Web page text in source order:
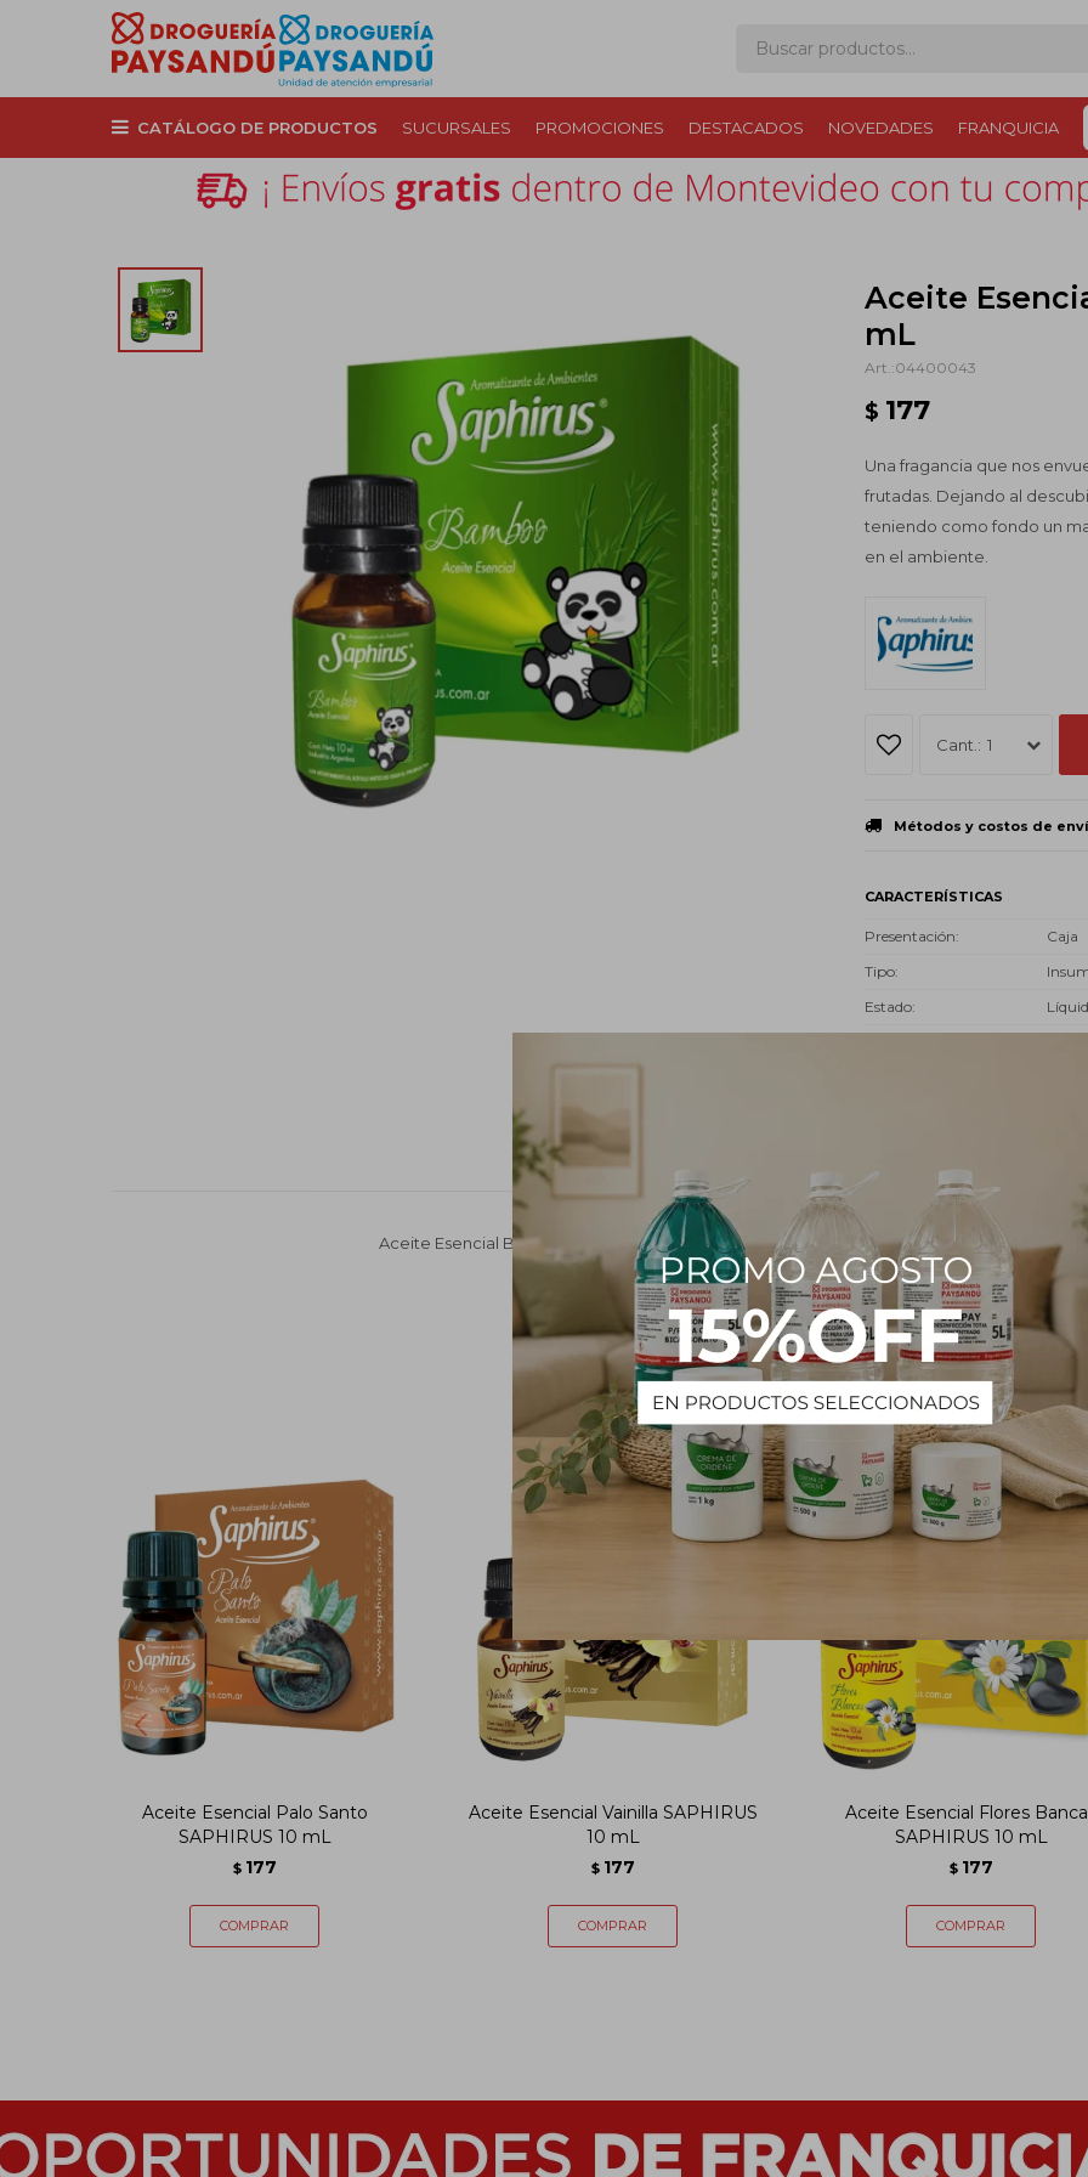
CATÁLOGO DE PRODUCTOS SUCURSALES PROMOCIONES DESTACADOS NOVEDADES FRANQUICIA
Aceite
mL
04400043
$ 177
Una fragancia que nos
frutadas. Dejando al
teniendo como fondo un
en el ambiente.
1
Métodos y costos de
CARACTERÍSTICAS
Presentación
Caja
Tipo
Estado
Aceite Esencial Bamboo SAPHIRUS 10 mL
PRODUCTOS QUE TE PUEDEN INTERESAR
Aceite Esencial Palo Santo
SAPHIRUS 10 mL
$ 177
Aceite Esencial Vainilla SAPHIRUS
10 mL
$ 177
Aceite Esencial Flores
SAPHIRUS 10 mL
$ 177